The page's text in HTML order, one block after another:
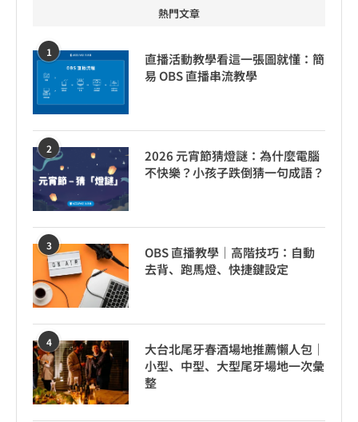
熱門文章
1
直播活動教學看這一張圖就懂：簡
易 OBS 直播串流教學
2
2026 元宵節猜燈謎：為什麼電腦
不快樂？小孩子跌倒猜一句成語？
3
OBS 直播教學｜高階技巧：自動
去背、跑馬燈、快捷鍵設定
4
大台北尾牙春酒場地推薦懶人包｜
小型、中型、大型尾牙場地一次彙
整